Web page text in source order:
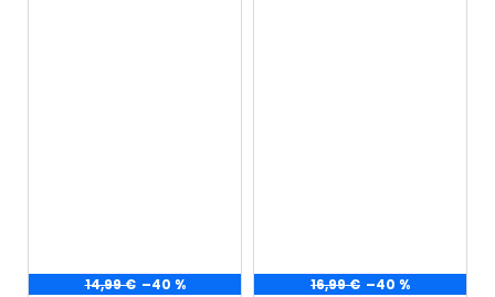
14,99 € –40 % 16,99 € –40 %